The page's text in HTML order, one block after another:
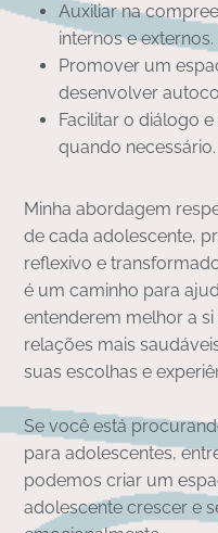
Auxiliar na
internos e externos.
Promover um
desenvolver
Facilitar o diálogo
quando necessário.
Minha abordagem
de cada adolescente,
reflexivo e
é um caminho para
entenderem melhor a
relações mais
suas escolhas e
Se você está
para adolescentes,
podemos criar um
adolescente crescer e